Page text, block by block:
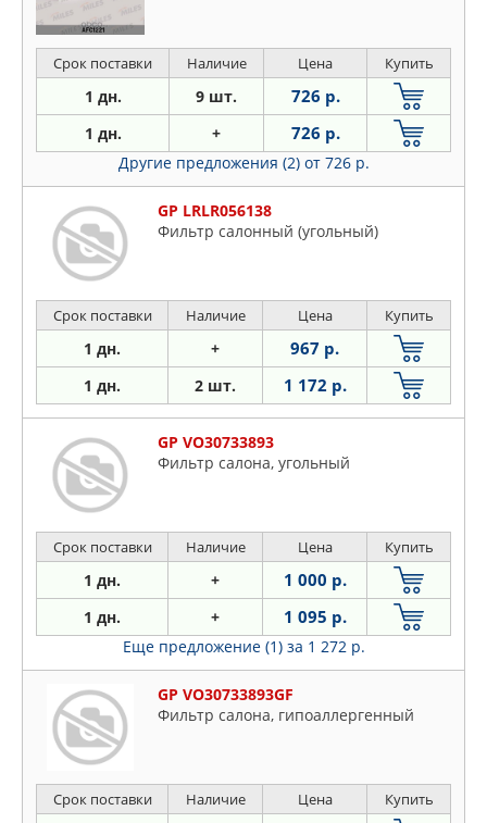
Срок поставки Наличие Цена Купить
1 дн. 9 шт. 726 р.
1 дн. + 726 р.
Другие предложения (2) от 726 р.
GP LRLR056138
Фильтр салонный (угольный)
Срок поставки Наличие Цена Купить
1 дн. + 967 р.
1 дн. 2 шт. 1 172 р.
GP VO30733893
Фильтр салона, угольный
Срок поставки Наличие Цена Купить
1 дн. + 1 000 р.
1 дн. + 1 095 р.
Еще предложение (1) за 1 272 р.
GP VO30733893GF
Фильтр салона, гипоаллергенный
Срок поставки Наличие Цена Купить